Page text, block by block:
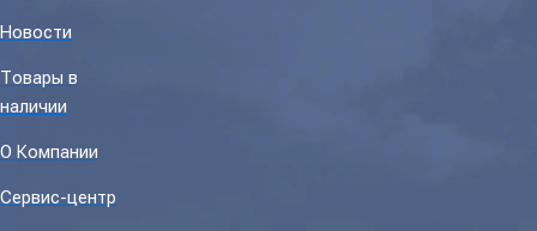
Новости
Товары в
наличии
О Компании
Сервис-центр